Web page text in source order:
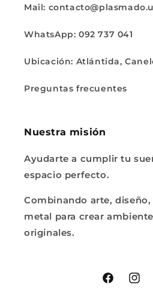
Mail:
WhatsApp: 092 737 041
Ubicación: Atlántida,
Preguntas frecuentes
Nuestra misión
Ayudarte a cumplir tu
espacio perfecto.
Combinando arte,
metal para crear
originales.
Facebook